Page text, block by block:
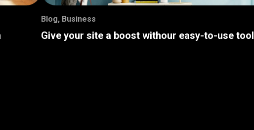
Blog, Business
Give your site a boost withour easy-to-use tool